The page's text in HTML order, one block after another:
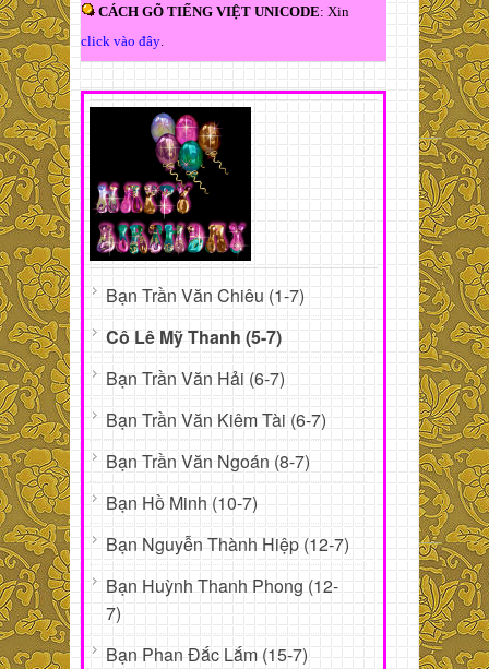
CÁCH GÕ TIẾNG VIỆT UNICODE: Xin
click vào đây.
Bạn Trần Văn Chiêu (1-7)
Cô Lê Mỹ Thanh (5-7)
Bạn Trần Văn Hải (6-7)
Bạn Trần Văn Kiêm Tài (6-7)
Bạn Trần Văn Ngoán (8-7)
Bạn Hồ Minh (10-7)
Bạn Nguyễn Thành Hiệp (12-7)
Bạn Huỳnh Thanh Phong (12-
7)
Bạn Phan Đắc Lắm (15-7)